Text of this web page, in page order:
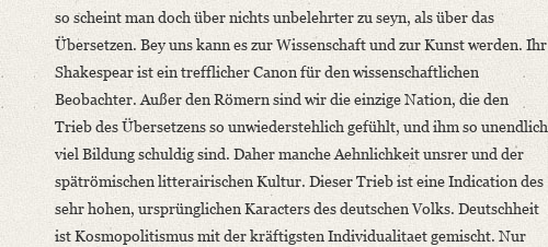
Language
German
so scheint man doch über nichts unbelehrter zu seyn, als über das
Übersetzen. Bey uns kann es zur Wissenschaft und zur Kunst werden. Ihr
Shakespear ist ein trefflicher Canon für den wissenschaftlichen
Beobachter. Außer den Römern sind wir die einzige Nation, die den
Trieb des Übersetzens so unwiederstehlich gefühlt, und ihm so unendlich
viel Bildung schuldig sind. Daher manche Aehnlichkeit unsrer und der
spätrömischen litterairischen Kultur. Dieser Trieb ist eine Indication des
sehr hohen, ursprünglichen Karacters des deutschen Volks. Deutschheit
ist Kosmopolitismus mit der kräftigsten Individualitaet gemischt. Nur